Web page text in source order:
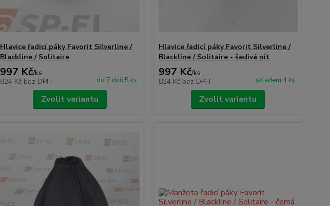
Hlavice řadicí páky Favorit Silverline /
Blackline / Solitaire
997 Kč/ks
824 Kč bez DPH do 7 dnů 5 ks
Zvolit variantu
Hlavice řadicí páky Favorit Silverline /
Blackline / Solitaire - šedivá nit
997 Kč/ks
824 Kč bez DPH skladem 4 ks
Zvolit variantu